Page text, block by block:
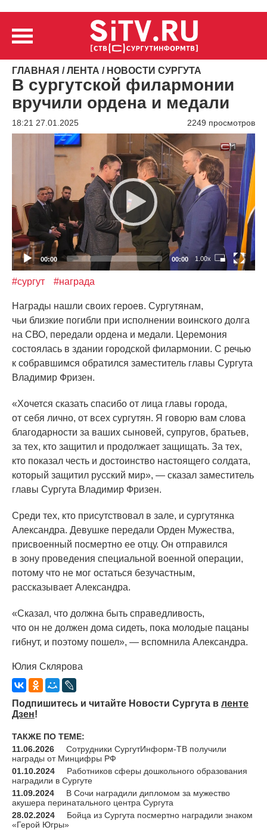
ГЛАВНАЯ /ЛЕНТА / НОВОСТИ СУРГУТА
В сургутской филармонии
вручили ордена и медали
18:21 27.01.2025 2249 просмотров
Видеоплеер
00:00 00:00 1.00x
#сургут #награда
Награды нашли своих героев. Сургутянам,
чьи близкие погибли при исполнении воинского долга
на СВО, передали ордена и медали. Церемония
состоялась в здании городской филармонии. С речью
к собравшимся обратился заместитель главы Сургута
Владимир Фризен.
«Хочется сказать спасибо от лица главы города,
от себя лично, от всех сургутян. Я говорю вам слова
благодарности за ваших сыновей, супругов, братьев,
за тех, кто защитил и продолжает защищать. За тех,
кто показал честь и достоинство настоящего солдата,
который защитил русский мир», — сказал заместитель
главы Сургута Владимир Фризен.
Среди тех, кто присутствовал в зале, и сургутянка
Александра. Девушке передали Орден Мужества,
присвоенный посмертно ее отцу. Он отправился
в зону проведения специальной военной операции,
потому что не мог остаться безучастным,
рассказывает Александра.
«Сказал, что должна быть справедливость,
что он не должен дома сидеть, пока молодые пацаны
гибнут, и поэтому пошел», — вспомнила Александра.
Юлия Склярова
Подпишитесь и читайте Новости Сургута в ленте
Дзен!
ТАКЖЕ ПО ТЕМЕ:
11.06.2026
Сотрудники СургутИнформ-ТВ получили
награды от Минцифры РФ
01.10.2024
Работников сферы дошкольного образования
наградили в Сургуте
11.09.2024
В Сочи наградили дипломом за мужество
акушера перинатального центра Сургута
28.02.2024
Бойца из Сургута посмертно наградили знаком
«Герой Югры»